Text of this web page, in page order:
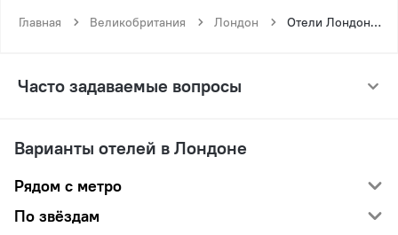
Главная Великобритания Лондон Отели Лондона рядом с метро Паддингтон
Часто задаваемые вопросы
Варианты отелей в Лондоне
Рядом с метро
По звёздам